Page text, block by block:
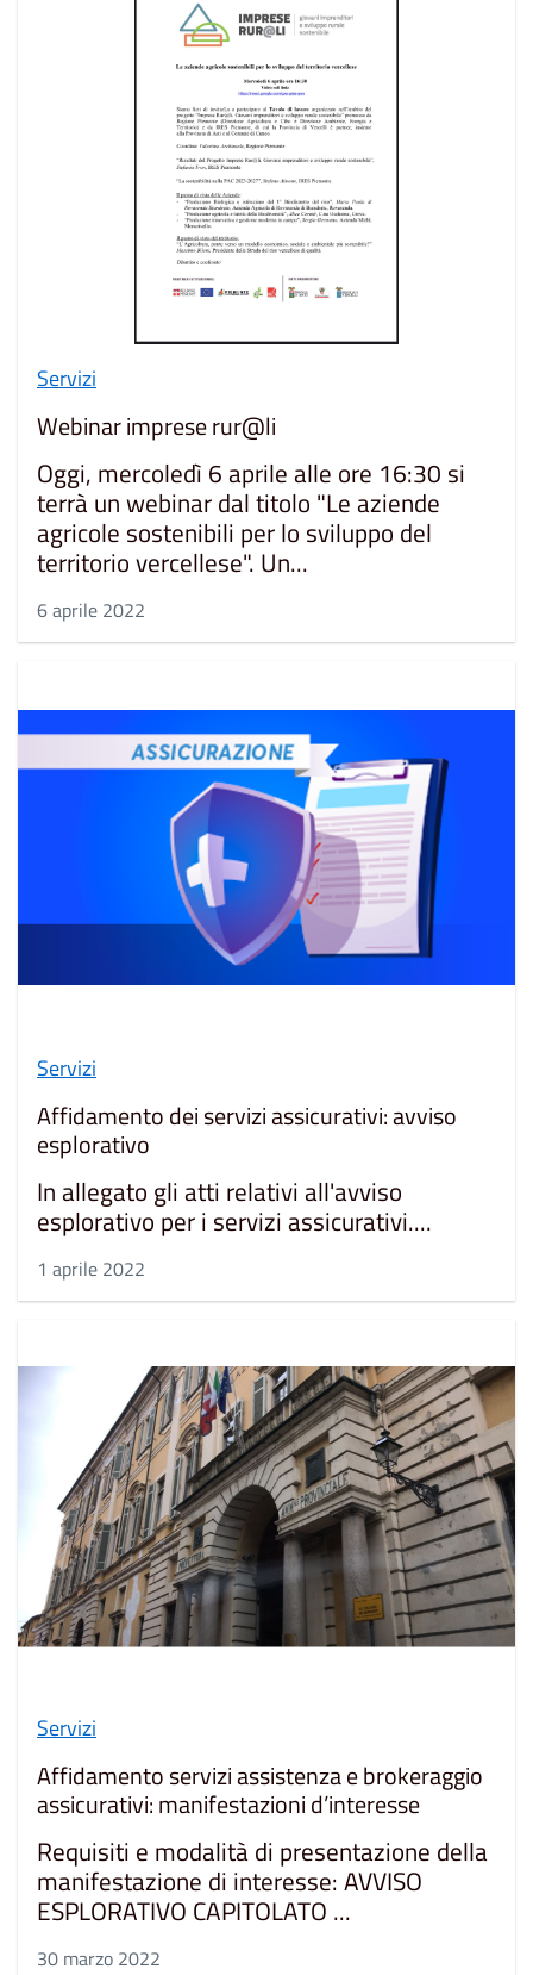
Servizi
Webinar imprese rur@li
Oggi, mercoledì 6 aprile alle ore 16:30 si
terrà un webinar dal titolo "Le aziende
agricole sostenibili per lo sviluppo del
territorio vercellese". Un...
6 aprile 2022
Servizi
Affidamento dei servizi assicurativi: avviso
esplorativo
In allegato gli atti relativi all'avviso
esplorativo per i servizi assicurativi....
1 aprile 2022
Servizi
Affidamento servizi assistenza e brokeraggio
assicurativi: manifestazioni d’interesse
Requisiti e modalità di presentazione della
manifestazione di interesse: AVVISO
ESPLORATIVO CAPITOLATO ...
30 marzo 2022